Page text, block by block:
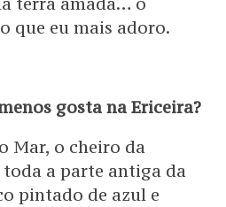
que eu mais adoro.
gosta na Ericeira?
Mar, o cheiro da
toda a parte antiga da
pintado de azul e